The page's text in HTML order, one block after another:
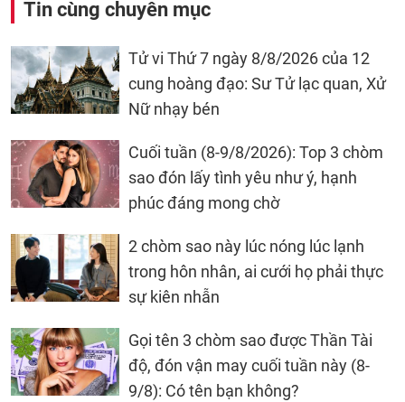
Tin cùng chuyên mục
Tử vi Thứ 7 ngày 8/8/2026 của 12
cung hoàng đạo: Sư Tử lạc quan, Xử
Nữ nhạy bén
Cuối tuần (8-9/8/2026): Top 3 chòm
sao đón lấy tình yêu như ý, hạnh
phúc đáng mong chờ
2 chòm sao này lúc nóng lúc lạnh
trong hôn nhân, ai cưới họ phải thực
sự kiên nhẫn
Gọi tên 3 chòm sao được Thần Tài
độ, đón vận may cuối tuần này (8-
9/8): Có tên bạn không?